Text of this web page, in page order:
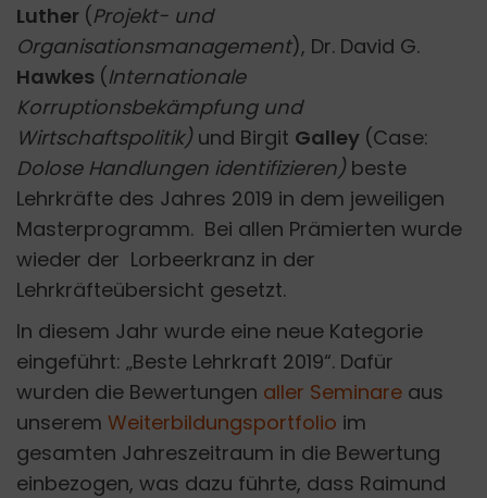
Luther (Projekt- und
Organisationsmanagement), Dr. David G.
Hawkes (Internationale
Korruptionsbekämpfung und
Wirtschaftspolitik) und Birgit Galley (Case:
Dolose Handlungen identifizieren) beste
Lehrkräfte des Jahres 2019 in dem jeweiligen
Masterprogramm. Bei allen Prämierten wurde
wieder der Lorbeerkranz in der
Lehrkräfteübersicht gesetzt.
In diesem Jahr wurde eine neue Kategorie
eingeführt: „Beste Lehrkraft 2019“. Dafür
wurden die Bewertungen aller Seminare aus
unserem Weiterbildungsportfolio im
gesamten Jahreszeitraum in die Bewertung
einbezogen, was dazu führte, dass Raimund